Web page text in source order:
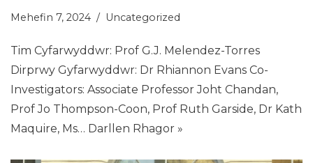
Mehefin 7, 2024 Uncategorized
Tim Cyfarwyddwr: Prof G.J. Melendez-Torres
Dirprwy Gyfarwyddwr: Dr Rhiannon Evans Co-
Investigators: Associate Professor Joht Chandan,
Prof Jo Thompson-Coon, Prof Ruth Garside, Dr Kath
Maquire, Ms… Darllen Rhagor »